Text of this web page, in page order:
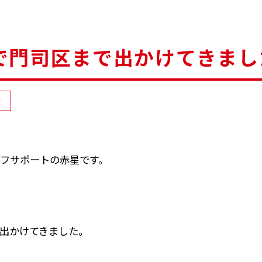
司区まで出かけてきま
サポートの赤星です。
かけてきました。